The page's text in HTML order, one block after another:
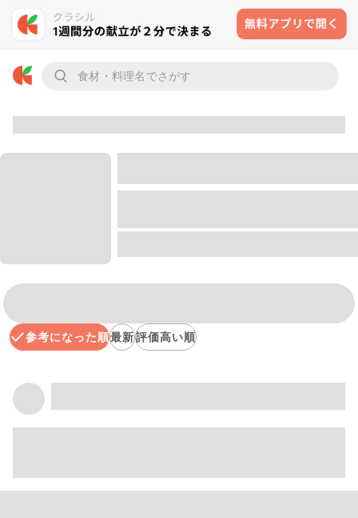
参考になった順最新評価高い順